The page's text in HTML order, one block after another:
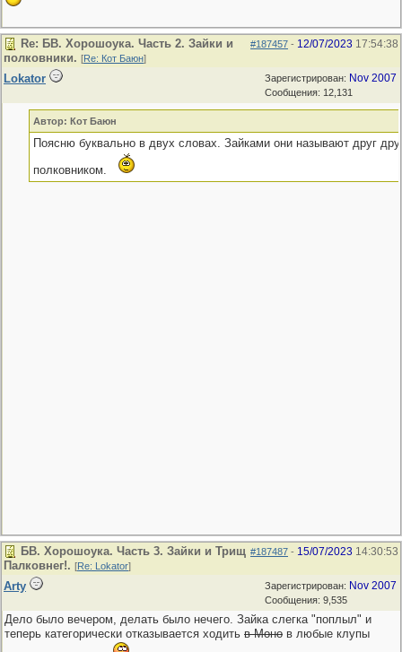
#187457 - 12/07/2023 17:54:38
Re: БВ. Хорошоука. Часть 2. Зайки и
полковники. [Re: Кот Баюн]
Зарегистрирован: Nov 2007
Сообщения: 12,131
Lokator
Автор: Кот Баюн
Поясню буквально в двух словах. Зайками они называют друг
полковником.
#187487 - 15/07/2023 14:30:53
БВ. Хорошоука. Часть 3. Зайки и Трищ
Палковнег!. [Re: Lokator]
Зарегистрирован: Nov 2007
Сообщения: 9,535
Arty
Дело было вечером, делать было нечего. Зайка слегка "поплыл" и
теперь категорически отказывается ходить в Моно в любые клупы